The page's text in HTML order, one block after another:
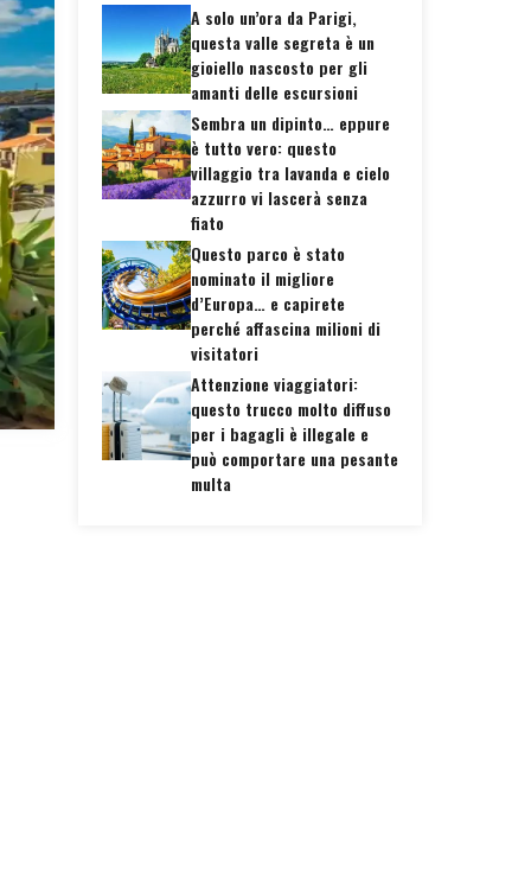
A solo un’ora da Parigi,
questa valle segreta è un
gioiello nascosto per gli
amanti delle escursioni
Sembra un dipinto… eppure
è tutto vero: questo
villaggio tra lavanda e cielo
azzurro vi lascerà senza
fiato
Questo parco è stato
nominato il migliore
d’Europa… e capirete
perché affascina milioni di
visitatori
Attenzione viaggiatori:
questo trucco molto diffuso
per i bagagli è illegale e
può comportare una pesante
multa